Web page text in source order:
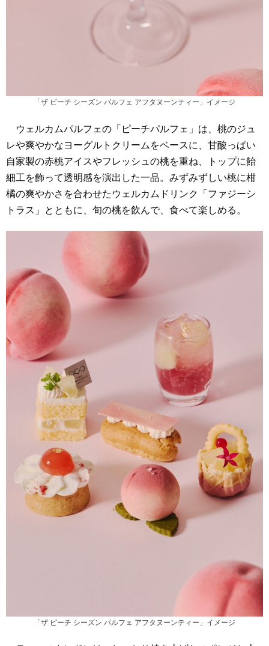
「ザ ピーチ シーズン パルフェ アフタヌーンティー」イメージ
ウェルカムパルフェの「ピーチパルフェ」は、桃のジュ
レや爽やかなヨーグルトクリームをベースに、甘酸っぱい
自家製の赤桃アイスやフレッシュの桃を重ね、トップに飴
細工を飾って透明感を演出した一品。みずみずしい桃に柑
橘の爽やかさを合わせたウェルカムドリンク「ファジーシ
トラス」とともに、旬の桃を飲んで、食べて楽しめる。
「ザ ピーチ シーズン パルフェ アフタヌーンティー」イメージ